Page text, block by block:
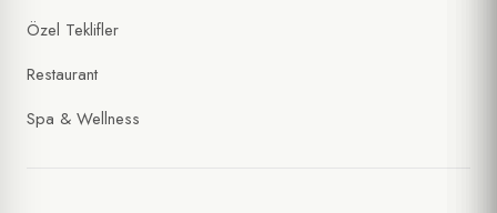
Özel Teklifler
Restaurant
Spa & Wellness